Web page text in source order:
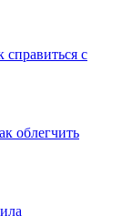
с
облегчить